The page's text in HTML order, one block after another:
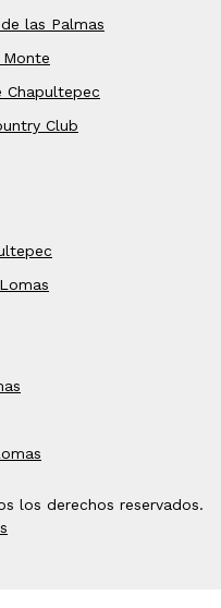
las Palmas
Chapultepec
Club
los derechos reservados.